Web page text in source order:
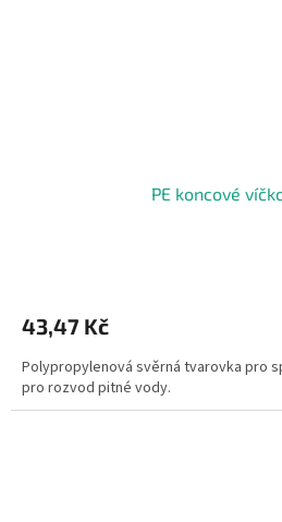
PE koncové
43,47 Kč
Polypropylenová svěrná tvarovka pro
pro rozvod pitné vody.